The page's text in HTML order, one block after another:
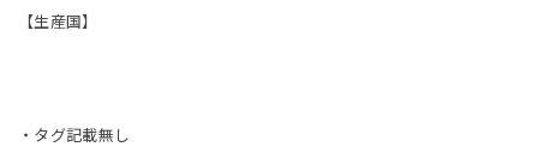
【生産国】
・タグ記載無し